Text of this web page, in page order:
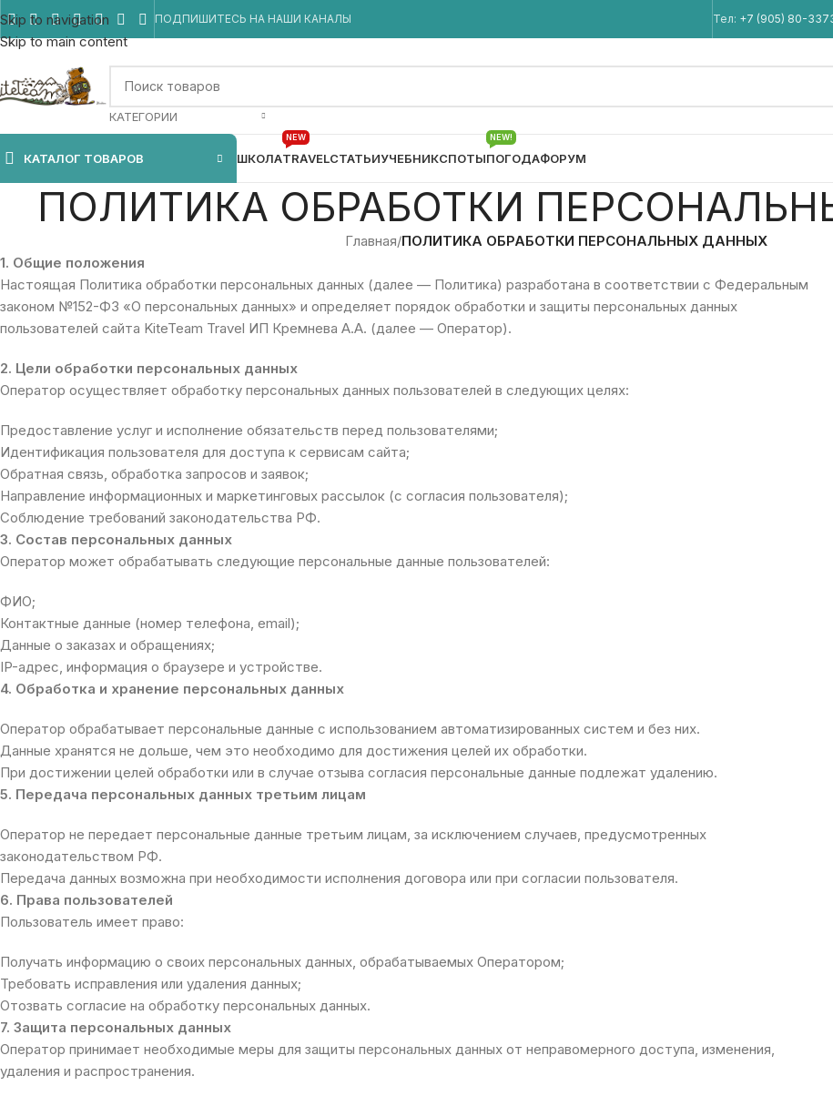
Skip to navigation
Skip to main content
ПОДПИШИТЕСЬ НА НАШИ КАНАЛЫ
Тел: +7 (905) 80-
КАТЕГОРИИ
КАТАЛОГ ТОВАРОВ ШКОЛАTRAVEL
NEW
СТАТЬИУЧЕБНИКСПОТЫПОГОДА
NEW!
ФОРУМ
ПОЛИТИКА ОБРАБОТКИ
Главная/ПОЛИТИКА ОБРАБОТКИ ПЕРСОНАЛЬНЫХ ДАННЫХ
1. Общие положения
Настоящая Политика обработки персональных данных (далее — Политика) разработана в соответствии с Федеральным
законом №152-ФЗ «О персональных данных» и определяет порядок обработки и защиты персональных данных
пользователей сайта KiteTeam Travel ИП Кремнева А.А. (далее — Оператор).
2. Цели обработки персональных данных
Оператор осуществляет обработку персональных данных пользователей в следующих целях:
Предоставление услуг и исполнение обязательств перед пользователями;
Идентификация пользователя для доступа к сервисам сайта;
Обратная связь, обработка запросов и заявок;
Направление информационных и маркетинговых рассылок (с согласия пользователя);
Соблюдение требований законодательства РФ.
3. Состав персональных данных
Оператор может обрабатывать следующие персональные данные пользователей:
ФИО;
Контактные данные (номер телефона, email);
Данные о заказах и обращениях;
IP-адрес, информация о браузере и устройстве.
4. Обработка и хранение персональных данных
Оператор обрабатывает персональные данные с использованием автоматизированных систем и без них.
Данные хранятся не дольше, чем это необходимо для достижения целей их обработки.
При достижении целей обработки или в случае отзыва согласия персональные данные подлежат удалению.
5. Передача персональных данных третьим лицам
Оператор не передает персональные данные третьим лицам, за исключением случаев, предусмотренных
законодательством РФ.
Передача данных возможна при необходимости исполнения договора или при согласии пользователя.
6. Права пользователей
Пользователь имеет право:
Получать информацию о своих персональных данных, обрабатываемых Оператором;
Требовать исправления или удаления данных;
Отозвать согласие на обработку персональных данных.
7. Защита персональных данных
Оператор принимает необходимые меры для защиты персональных данных от неправомерного доступа, изменения,
удаления и распространения.